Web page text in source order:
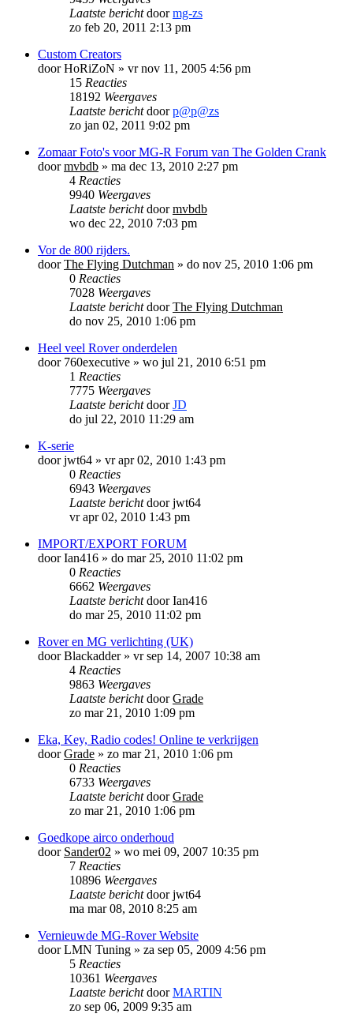
Laatste berichtdoormg-zs
zo feb 20, 2011 2:13 pm
Custom Creators
doorHoRiZoN » vr nov 11, 2005 4:56 pm
15 Reacties
18192 Weergaves
Laatste berichtdoorp@p@zs
zo jan 02, 2011 9:02 pm
Zomaar Foto's voor MG-R Forum van The Golden Crank
doormvbdb » ma dec 13, 2010 2:27 pm
4 Reacties
9940 Weergaves
Laatste berichtdoormvbdb
wo dec 22, 2010 7:03 pm
Vor de 800 rijders.
doorThe Flying Dutchman » do nov 25, 2010 1:06 pm
0 Reacties
7028 Weergaves
Laatste berichtdoorThe Flying Dutchman
do nov 25, 2010 1:06 pm
Heel veel Rover onderdelen
door 760executive » wo jul 21, 2010 6:51 pm
1 Reacties
7775 Weergaves
Laatste berichtdoorJD
do jul 22, 2010 11:29 am
K-serie
doorjwt64 » vr apr 02, 2010 1:43 pm
0 Reacties
6943 Weergaves
Laatste berichtdoorjwt64
vr apr 02, 2010 1:43 pm
IMPORT/EXPORT FORUM
doorIan416 » do mar 25, 2010 11:02 pm
0 Reacties
6662 Weergaves
Laatste berichtdoorIan416
do mar 25, 2010 11:02 pm
Rover en MG verlichting (UK)
doorBlackadder» vr sep 14, 2007 10:38 am
4 Reacties
9863 Weergaves
Laatste berichtdoorGrade
zo mar 21, 2010 1:09 pm
Eka, Key, Radio codes! Online te verkrijgen
doorGrade » zo mar 21, 2010 1:06 pm
0 Reacties
6733 Weergaves
Laatste berichtdoorGrade
zo mar 21, 2010 1:06 pm
Goedkope airco onderhoud
door Sander02 » wo mei 09, 2007 10:35 pm
7 Reacties
10896 Weergaves
Laatste berichtdoorjwt64
ma mar 08, 2010 8:25 am
Vernieuwde MG-Rover Website
doorLMN Tuning » za sep 05, 2009 4:56 pm
5 Reacties
10361 Weergaves
Laatste berichtdoorMARTIN
zo sep 06, 2009 9:35 am